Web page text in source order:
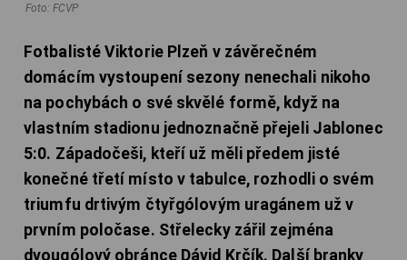
Foto: FCVP
Fotbalisté Viktorie Plzeň v závěrečném
domácím vystoupení sezony nenechali nikoho
na pochybách o své skvělé formě, když na
vlastním stadionu jednoznačně přejeli Jablonec
5:0. Západočeši, kteří už měli předem jisté
konečné třetí místo v tabulce, rozhodli o svém
triumfu drtivým čtyřgólovým uragánem už v
prvním poločase. Střelecky zářil zejména
dvougólový obránce Dávid Krčík. Další branky